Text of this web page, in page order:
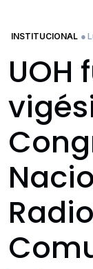
INSTITUCIONAL ●
UOH